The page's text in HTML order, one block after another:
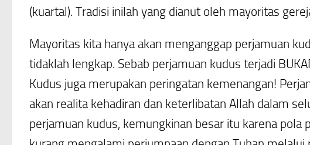
(kuartal). Tradisi inilah yang dianut oleh mayoritas
Mayoritas kita hanya akan menganggap perjamuan
tidaklah lengkap. Sebab perjamuan kudus terjadi
Kudus juga merupakan peringatan kemenangan!
akan realita kehadiran dan keterlibatan Allah dalam
perjamuan kudus, kemungkinan besar itu karena